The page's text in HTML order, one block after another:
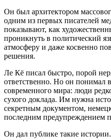
Он был архитектором
одним из первых писателей
показывают, как
проникнуть в политический
атмосферу и даже косвенно
решения.
Ле Кё писал быстро, порой
ответственно. Но он понимал
современного мира: люди
сухого доклада. Им нужна
секретным документом,
последним предупреждением
Он дал публике такие